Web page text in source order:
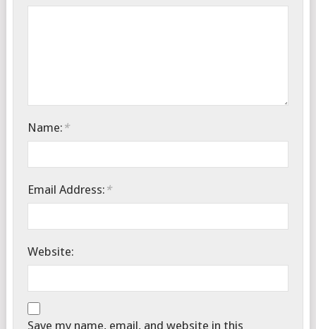
Name: *
Email Address: *
Website:
Save my name, email, and website in this